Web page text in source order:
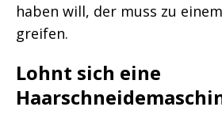
haben will, der muss zu
greifen.
Lohnt sich eine